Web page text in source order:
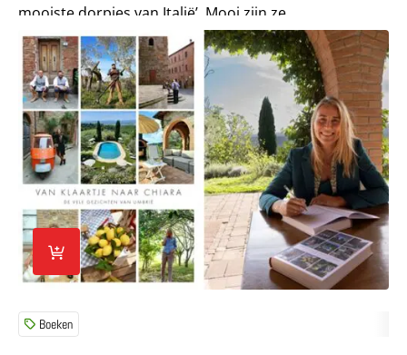
mooiste dorpjes van Italië’. Mooi zijn ze...
Boeken
Lees meer over Van Klaartje naar Chiara – de vele